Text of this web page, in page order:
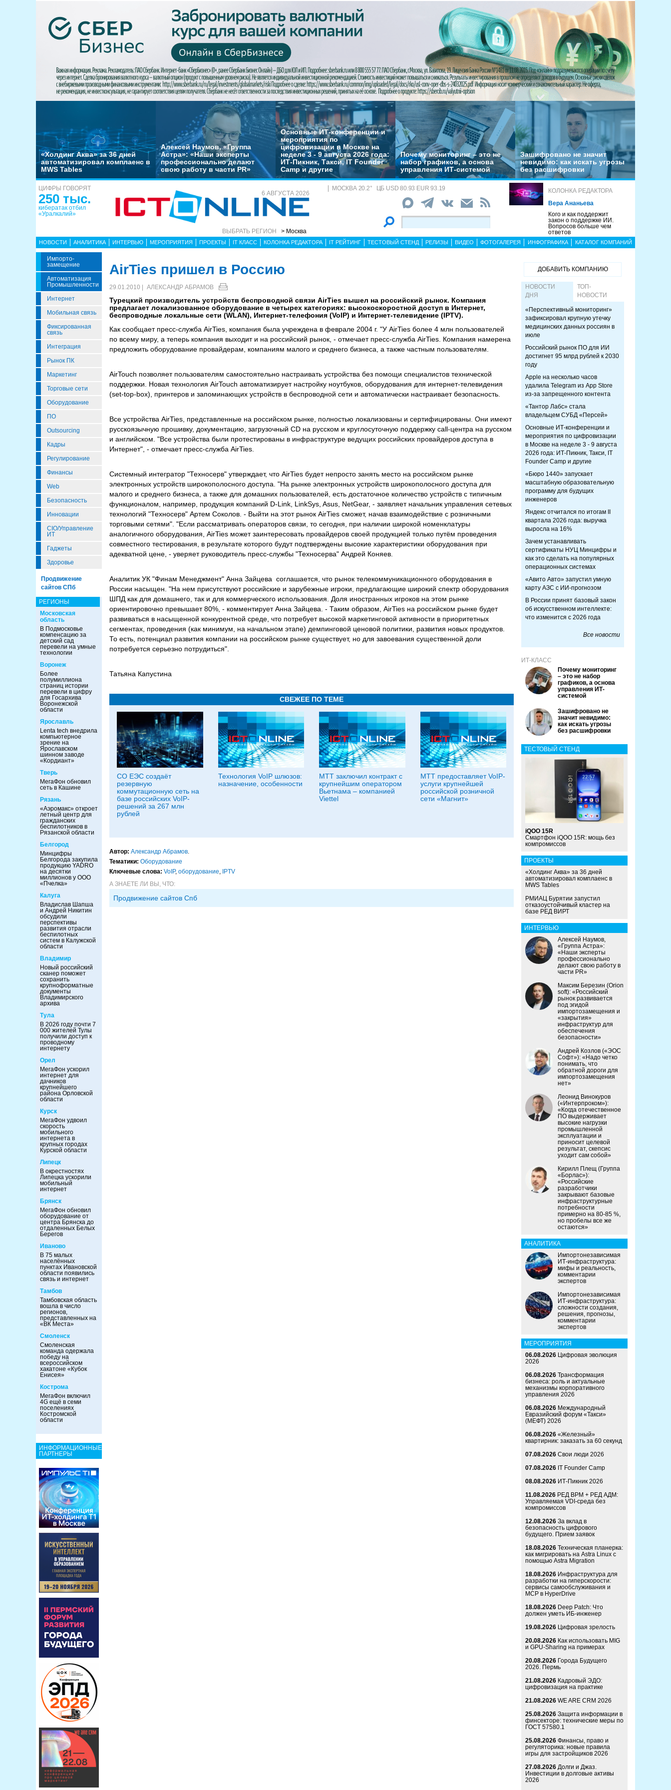
«Холдинг Аква» за 36 дней
автоматизировал комплаенс в
MWS Tables
Алексей Наумов, «Группа
Астра»: «Наши эксперты
профессионально делают
свою работу в части PR»
Основные ИТ-конференции и
мероприятия по
цифровизации в Москве на
неделе 3 - 9 августа 2026 года:
ИТ-Пикник, Такси, IT Founder
Camp и другие
Почему мониторинг – это не
набор графиков, а основа
управления ИТ-системой
Зашифровано не значит
невидимо: как искать угрозы
без расшифровки
ЦИФРЫ ГОВОРЯТ
250 тыс.
кибератак отбил
«Уралкалий»
6 АВГУСТА 2026
ВЫБРАТЬ РЕГИОН > Москва
МОСКВА 20.2° ЦБ USD 80.93 EUR 93.19
КОЛОНКА РЕДАКТОРА
Вера Ананьева
Кого и как поддержит
закон о поддержке ИИ.
Вопросов больше чем
ответов
НОВОСТИ АНАЛИТИКА ИНТЕРВЬЮ МЕРОПРИЯТИЯ ПРОЕКТЫ IT КЛАСС КОЛОНКА РЕДАКТОРА IT РЕЙТИНГ ТЕСТОВЫЙ СТЕНД РЕЛИЗЫ ВИДЕО ФОТОГАЛЕРЕЯ ИНФОГРАФИКА КАТАЛОГ КОМПАНИЙ
Импорто­
Замещение
Автоматизация
Промышленности
Интернет
Мобильная связь
Фиксированная
связь
Интеграция
Рынок ПК
Маркетинг
Торговые сети
Оборудование
ПО
Outsourcing
Кадры
Регулирование
Финансы
Web
Безопасность
Инновации
CIO/Управление
ИТ
Гаджеты
Здоровье
Продвижение
сайтов СПб
РЕГИОНЫ
Московская
область
В Подмосковье
компенсацию за
детский сад
перевели на умные
технологии
Воронеж
Более
полумиллиона
страниц истории
перевели в цифру
для Госархива
Воронежской
области
Ярославль
Lenta tech внедрила
компьютерное
зрение на
Ярославском
шинном заводе
«Кордиант»
Тверь
МегаФон обновил
сеть в Кашине
Рязань
«Аэромакс» откроет
летный центр для
гражданских
беспилотников в
Рязанской области
Белгород
Минцифры
Белгорода закупила
продукцию YADRO
на десятки
миллионов у ООО
«Пчелка»
Калуга
Владислав Шапша
и Андрей Никитин
обсудили
перспективы
развития отрасли
беспилотных
систем в Калужской
области
Владимир
Новый российский
сканер поможет
сохранить
крупноформатные
документы
Владимирского
архива
Тула
В 2026 году почти 7
000 жителей Тулы
получили доступ к
проводному
интернету
Орел
МегаФон ускорил
интернет для
дачников
крупнейшего
района Орловской
области
Курск
МегаФон удвоил
скорость
мобильного
интернета в
крупных городах
Курской области
Липецк
В окрестностях
Липецка ускорили
мобильный
интернет
Брянск
МегаФон обновил
оборудование от
центра Брянска до
отдаленных Белых
Берегов
Иваново
В 75 малых
населённых
пунктах Ивановской
области появились
связь и интернет
Тамбов
Тамбовская область
вошла в число
регионов,
представленных на
«ВК Места»
Смоленск
Смоленская
команда одержала
победу на
всероссийском
хакатоне «Кубок
Енисея»
Кострома
МегаФон включил
4G ещё в семи
поселениях
Костромской
области
ИНФОРМАЦИОННЫЕ
ПАРТНЕРЫ
AirTies пришел в Россию
29.01.2010 | АЛЕКСАНДР АБРАМОВ
Турецкий производитель устройств беспроводной связи AirTies вышел на российский рынок. Компания
предлагает локализованное оборудование в четырех категориях: высокоскоростной доступ в Интернет,
беспроводные локальные сети (WLAN), Интернет-телефония (VoIP) и Интернет-телевидение (IPTV).
Как сообщает пресс-служба AirTies, компания была учреждена в феврале 2004 г. "У AirTies более 4 млн пользователей
по всему миру, а теперь компания выходит и на российский рынок, - отмечает пресс-служба AirTies. Компания намерена
предложить оборудование провайдерам, компаниям малого и среднего бизнеса, а также частным пользователям.
AirTouch позволяет пользователям самостоятельно настраивать устройства без помощи специалистов технической
поддержки. Новая технология AirTouch автоматизирует настройку ноутбуков, оборудования для интернет-телевидения
(set-top-box), принтеров и запоминающих устройств в беспроводной сети и автоматически настраивает безопасность.
Все устройства AirTies, представленные на российском рынке, полностью локализованы и сертифицированы. Они имеют
русскоязычную прошивку, документацию, загрузочный CD на русском и круглосуточную поддержку call-центра на русском
и английском. "Все устройства были протестированы в инфраструктуре ведущих российских провайдеров доступа в
Интернет", - отмечает пресс-служба AirTies.
Системный интегратор "Техносерв" утверждает, что AirTies будет непросто занять место на российском рынке
электронных устройств широкополосного доступа. "На рынке электронных устройств широкополосного доступа для
малого и среднего бизнеса, а также для домашних пользователей, есть достаточное количество устройств с типичным
функционалом, например, продукция компаний D-Link, LinkSys, Asus, NetGear, - заявляет начальник управления сетевых
технологий "Техносерв" Артем Соколов. - Выйти на этот рынок AirTies сможет, начав взаимодействие с розничными
торговыми сетями". "Если рассматривать операторов связи, то сегодня, при наличии широкой номенклатуры
аналогичного оборудования, AirTies может заинтересовать провайдеров своей продукцией только путём проведения
совместного тестирования, в результате которого будут подтверждены высокие характеристики оборудования при
адекватной цене, - уверяет руководитель пресс-службы "Техносерва" Андрей Коняев.
Аналитик УК "Финам Менеджмент" Анна Зайцева соглашается, что рынок телекоммуникационного оборудования в
России насыщен. "На нем присутствуют российские и зарубежные игроки, предлагающие широкий спектр оборудования
ШПД как для домашнего, так и для коммерческого использования. Доля иностранных игроков на этом рынке
ориентировочно превышает 80%, - комментирует Анна Зайцева. - Таким образом, AirTies на российском рынке будет
развиваться в насыщенной конкурентной среде, что потребует высокой маркетинговой активности в приоритетных
сегментах, проведения (как минимум, на начальном этапе) демпинговой ценовой политики, развития новых продуктов.
То есть, потенциал развития компании на российском рынке существует, но для завоевания существенной доли
потребуется серьезно потрудиться".
Татьяна Капустина
СВЕЖЕЕ ПО ТЕМЕ
СО ЕЭС создаёт
резервную
коммутационную сеть на
базе российских VoIP-
решений за 267 млн
рублей
Технология VoIP шлюзов:
назначение, особенности
МТТ заключил контракт с
крупнейшим оператором
Вьетнама – компанией
Viettel
МТТ предоставляет VoIP-
услуги крупнейшей
российской розничной
сети «Магнит»
Автор: Александр Абрамов.
Тематики: Оборудование
Ключевые слова: VoIP, оборудование, IPTV
А ЗНАЕТЕ ЛИ ВЫ, ЧТО:
Продвижение сайтов Спб
ДОБАВИТЬ КОМПАНИЮ
НОВОСТИ
ДНЯ
ТОП-
НОВОСТИ
«Перспективный мониторинг»
зафиксировал крупную утечку
медицинских данных россиян в
июле
Российский рынок ПО для ИИ
достигнет 95 млрд рублей к 2030
году
Apple на несколько часов
удалила Telegram из App Store
из-за запрещенного контента
«Тантор Лабс» стала
владельцем СУБД «Персей»
Основные ИТ-конференции и
мероприятия по цифровизации
в Москве на неделе 3 - 9 августа
2026 года: ИТ-Пикник, Такси, IT
Founder Camp и другие
«Бюро 1440» запускает
масштабную образовательную
программу для будущих
инженеров
Яндекс отчитался по итогам II
квартала 2026 года: выручка
выросла на 16%
Зачем устанавливать
сертификаты НУЦ Минцифры и
как это сделать на популярных
операционных системах
«Авито Авто» запустил умную
карту АЗС с ИИ-прогнозом
В России принят базовый закон
об искусственном интеллекте:
что изменится с 2026 года
Все новости
ИТ-КЛАСС
Почему мониторинг
– это не набор
графиков, а основа
управления ИТ-
системой
Зашифровано не
значит невидимо:
как искать угрозы
без расшифровки
ТЕСТОВЫЙ СТЕНД
iQOO 15R
Смартфон iQOO 15R: мощь без
компромиссов
ПРОЕКТЫ
«Холдинг Аква» за 36 дней
автоматизировал комплаенс в
MWS Tables
РМИАЦ Бурятии запустил
отказоустойчивый кластер на
базе РЕД ВИРТ
ИНТЕРВЬЮ
Алексей Наумов,
«Группа Астра»:
«Наши эксперты
профессионально
делают свою работу в
части PR»
Максим Березин (Orion
soft): «Российский
рынок развивается
под эгидой
импортозамещения и
«закрытия»
инфраструктур для
обеспечения
безопасности»
Андрей Козлов («ЭОС
Софт»): «Надо четко
понимать, что
обратной дороги для
импортозамещения
нет»
Леонид Винокуров
(«Интерпроком»):
«Когда отечественное
ПО выдерживает
высокие нагрузки
промышленной
эксплуатации и
приносит целевой
результат, скепсис
уходит сам собой»
Кирилл Плещ (Группа
«Борлас»):
«Российские
разработчики
закрывают базовые
инфраструктурные
потребности
примерно на 80-85 %,
но пробелы все же
остаются»
АНАЛИТИКА
Импортонезависимая
ИТ-инфраструктура:
мифы и реальность,
комментарии
экспертов
Импортонезависимая
ИТ-инфраструктура:
сложности создания,
решения, прогнозы,
комментарии
экспертов
МЕРОПРИЯТИЯ
06.08.2026 Цифровая эволюция
2026
06.08.2026 Трансформация
бизнеса: роль и актуальные
механизмы корпоративного
управления 2026
06.08.2026 Международный
Евразийский форум «Такси»
(МЕФТ) 2026
06.08.2026 «Железный»
квартирник: заказать за 60 секунд
07.08.2026 Свои люди 2026
07.08.2026 IT Founder Camp
08.08.2026 ИТ-Пикник 2026
11.08.2026 РЕД ВРМ + РЕД АДМ:
Управляемая VDI-среда без
компромиссов
12.08.2026 За вклад в
безопасность цифрового
будущего. Прием заявок
18.08.2026 Техническая планерка:
как мигрировать на Astra Linux с
помощью Astra Migration
18.08.2026 Инфраструктура для
разработки на гиперскорости:
сервисы самообслуживания и
MCP в HyperDrive
18.08.2026 Deep Patch: Что
должен уметь ИБ-инженер
19.08.2026 Цифровая зрелость
20.08.2026 Как использовать MIG
и GPU-Sharing на примерах
20.08.2026 Города Будущего
2026. Пермь
21.08.2026 Кадровый ЭДО:
цифровизация на практике
21.08.2026 WE ARE CRM 2026
25.08.2026 Защита информации в
финсекторе: технические меры по
ГОСТ 57580.1
25.08.2026 Финансы, право и
регуляторика: новые правила
игры для застройщиков 2026
27.08.2026 Долги и Джаз.
Инвестиции в долговые активы
2026